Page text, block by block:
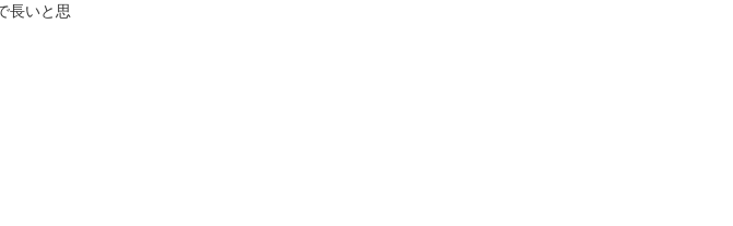
長いと思